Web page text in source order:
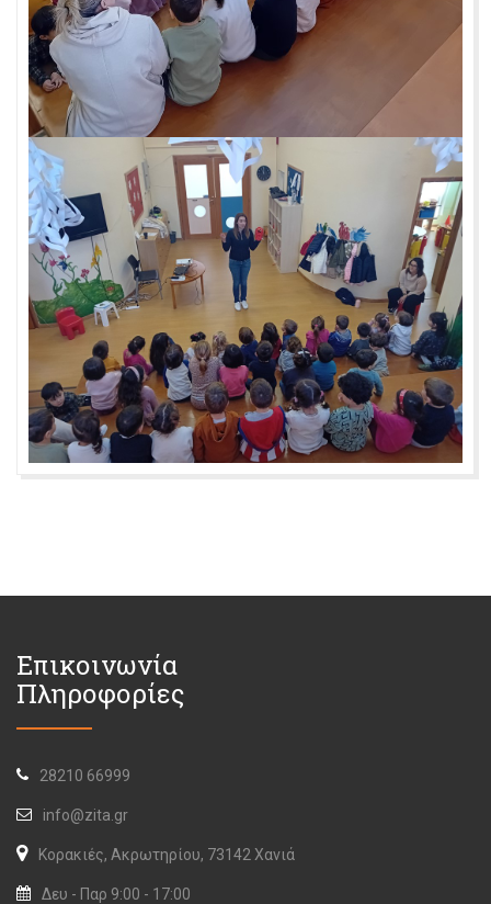
Επικοινωνία
Πληροφορίες
28210 66999
info@zita.gr
Κορακιές, Ακρωτηρίου, 73142 Χανιά
Δευ - Παρ 9:00 - 17:00